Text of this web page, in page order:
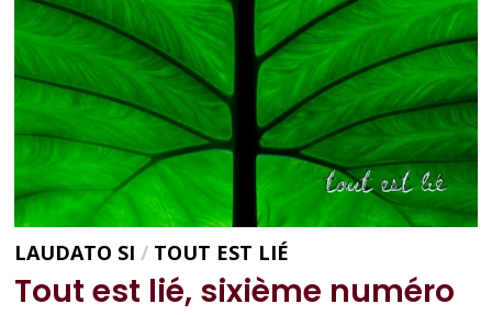
LAUDATO SI / TOUT EST LIÉ
Tout est lié, sixième numéro